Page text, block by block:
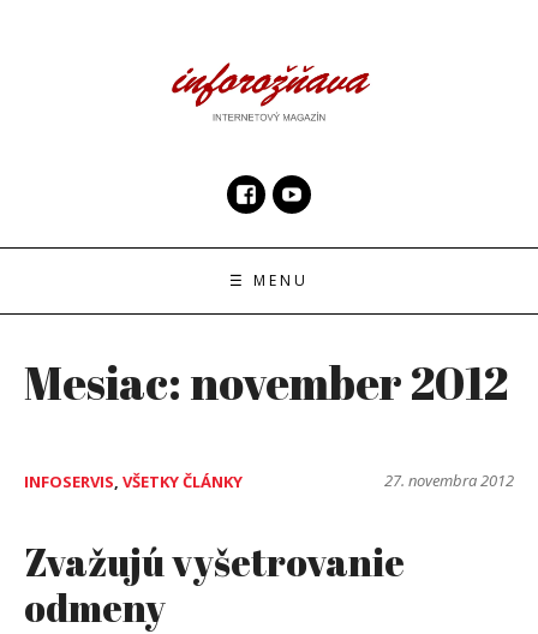
☰ MENU
Mesiac:november 2012
INFOSERVIS, VŠETKY ČLÁNKY 27. novembra 2012
Zvažujú vyšetrovanie
odmeny